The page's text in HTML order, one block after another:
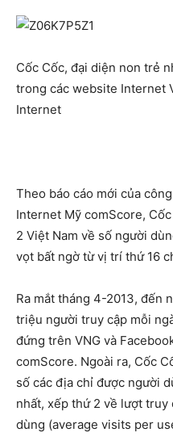
Cốc Cốc, đại diện non trẻ
trong các website Internet
Internet
Theo báo cáo mới của
Internet Mỹ comScore,
2 Việt Nam về số người
vọt bất ngờ từ vị trí thứ 16
Ra mắt tháng 4-2013, đến
triệu người truy cập mỗi
đứng trên VNG và
comScore. Ngoài ra, Cốc
số các địa chỉ được người
nhất, xếp thứ 2 về lượt
dùng (average visits per